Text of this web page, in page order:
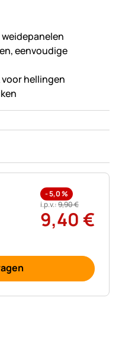
eenvoudige
hellingen
-5,0%
i.p.v.:9,90€
9,40 €